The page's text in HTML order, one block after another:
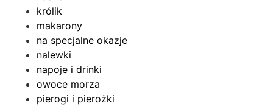
królik
makarony
na specjalne okazje
nalewki
napoje i drinki
owoce morza
pierogi i pierożki